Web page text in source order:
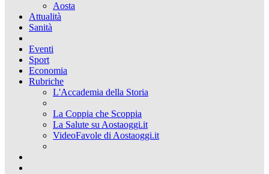
Aosta
Attualità
Sanità
Eventi
Sport
Economia
Rubriche
L'Accademia della Storia
La Coppia che Scoppia
La Salute su Aostaoggi.it
VideoFavole di Aostaoggi.it